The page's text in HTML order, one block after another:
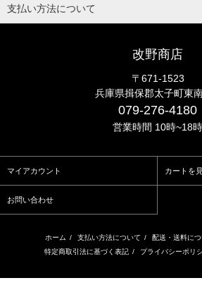
支払い方法について
改野商店
〒671-1523
兵庫県揖保郡太子町東
079-276-4180
営業時間 10時~18時
マイアカウント カートを
お問い合わせ
ホーム / 支払い方法について / 配送・送料につ
特定商取引法に基づく表記 / プライバシーポリ